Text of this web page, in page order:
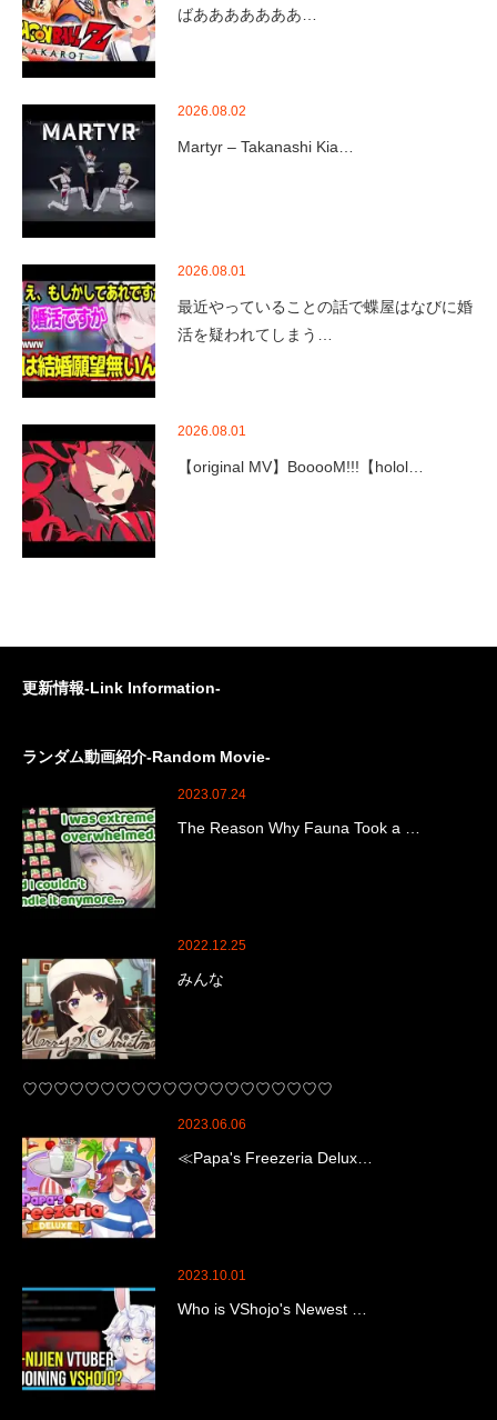
ばあああああああ…
2026.08.02
Martyr – Takanashi Kia…
2026.08.01
最近やっていることの話で蝶屋はなびに婚
活を疑われてしまう…
2026.08.01
【original MV】BooooM!!!【holol…
更新情報-Link Information-
ランダム動画紹介-Random Movie-
2023.07.24
The Reason Why Fauna Took a …
2022.12.25
みんな
♡♡♡♡♡♡♡♡♡♡♡♡♡♡♡♡♡♡♡♡
2023.06.06
≪Papa's Freezeria Delux…
2023.10.01
Who is VShojo's Newest …